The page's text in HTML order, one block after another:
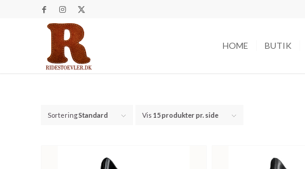
HOME BUTIK
SorteringStandard Vis 15 produkter pr. side